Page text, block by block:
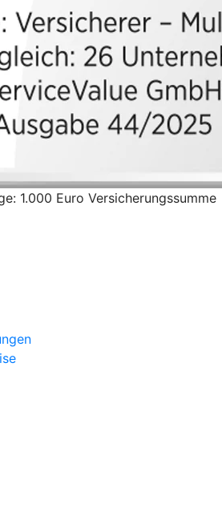
1.000 Euro Versicherungssumme